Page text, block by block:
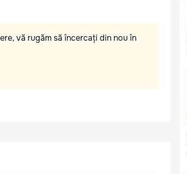
vă rugăm să încercați din nou în